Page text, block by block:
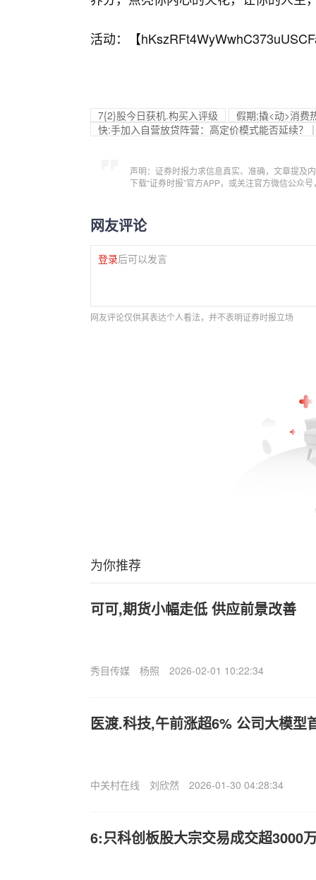
活动：【
7{2}股今日获机.构买入评级
假期;撬<动>消费
快:手加入自营放贷阵营：高定价模式能否延续？
声明：证券时报力求信息真实、准确，文章提及
下载“证券时报”官方APP，或关注官方微信公众
网友评论
登录后可以发言
网友评论仅供其表达个人看法，并不表明证券时报立场
为你推荐
可可,期货小幅走低 供应前景改善
秀目传媒 杨照 2026-02-01 10:22:34
医渡.科技,午前涨超6% 公司大模型
中关村在线 刘欣然 2026-01-30 04:28:34
6:只科创板股大宗交易成交超3000